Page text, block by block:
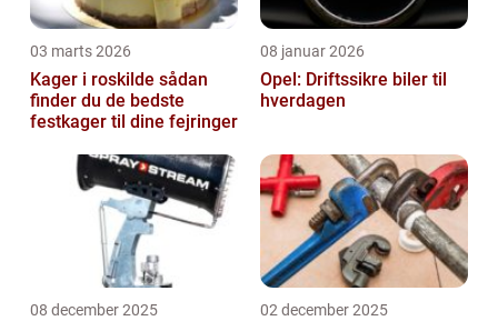
03 marts 2026
Kager i roskilde sådan
finder du de bedste
festkager til dine fejringer
08 januar 2026
Opel: Driftssikre biler til
hverdagen
08 december 2025 02 december 2025